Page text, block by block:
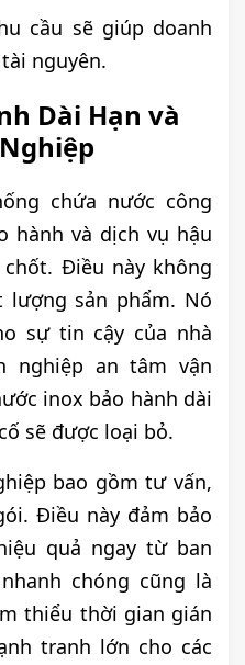
cầu sẽ giúp doanh
nguyên.
Dài Hạn và
chứa nước công
hành và dịch vụ hậu
Điều này không
lượng sản phẩm. Nó
sự tin cậy của nhà
nghiệp an tâm vận
inox bảo hành dài
sẽ được loại bỏ.
bao gồm tư vấn,
Điều này đảm bảo
quả ngay từ ban
chóng cũng là
thiểu thời gian gián
tranh lớn cho các